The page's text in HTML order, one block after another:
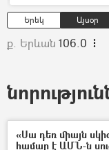
Երեկ Այսօր
ք. Երևան 106.0
«Սա դեռ միայն
համար է ԱՄՆ-ն